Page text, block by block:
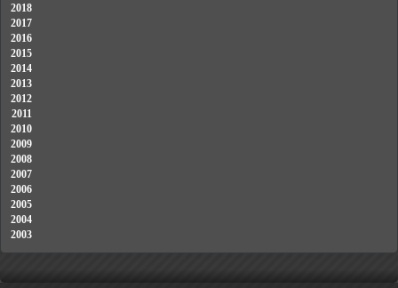
2018
2017
2016
2015
2014
2013
2012
2011
2010
2009
2008
2007
2006
2005
2004
2003